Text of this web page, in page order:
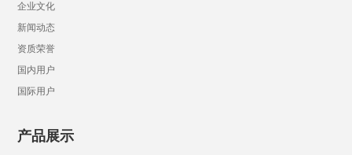
企业文化
新闻动态
资质荣誉
国内用户
国际用户
产品展示